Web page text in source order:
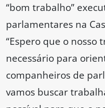
“bom trabalho”
parlamentares na
“Espero que o nosso
necessário para
companheiros de
vamos buscar